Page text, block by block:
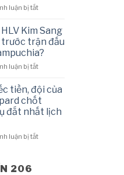
bom
Mai
Thúy
chia
sẻ
đặc
biệt
nào?
luận bị tắtở
tiền
đạo
sắp
nhập
tịch
thức
cập
bến
ông
V.League
Kim Sang
trước trận đấu
luận bị tắtở
tiếp
HLV
Kim
Sang
nói
tiền, đội của
chốt
đắt nhất lịch
luận bị tắtở
206